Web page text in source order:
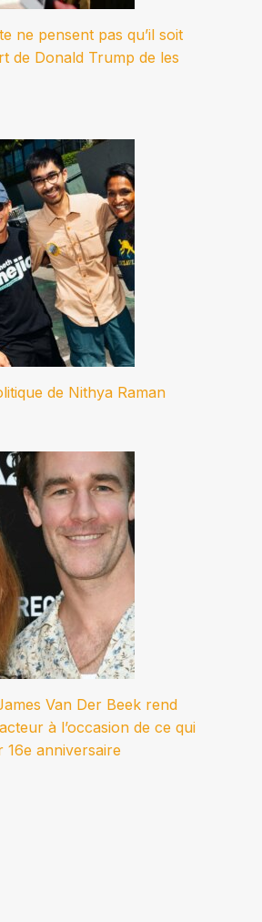
ne pensent pas qu’il soit
de Donald Trump de les
de Nithya Raman
Van Der Beek rend
à l’occasion de ce qui
16e anniversaire